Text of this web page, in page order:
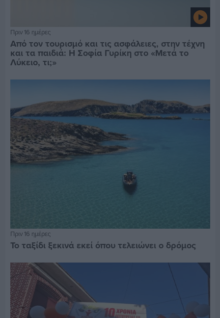
Πριν 16 ημέρες
Από τον τουρισμό και τις ασφάλειες, στην τέχνη
και τα παιδιά: Η Σοφία Γυρίκη στο «Μετά το
Λύκειο, τι;»
Πριν 16 ημέρες
Το ταξίδι ξεκινά εκεί όπου τελειώνει ο δρόμος